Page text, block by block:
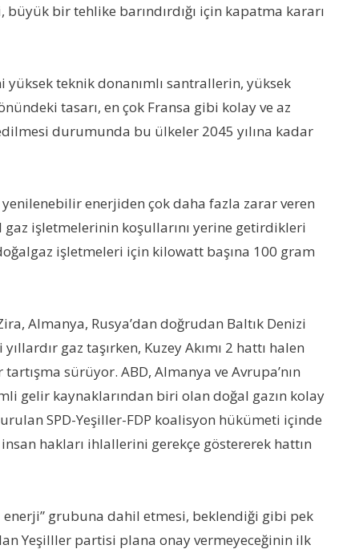
bir tehlike barındırdığı için kapatma kararı
teknik donanımlı santrallerin, yüksek
tasarı, en çok Fransa gibi kolay ve az
durumunda bu ülkeler 2045 yılına kadar
enerjiden çok daha fazla zarar veren
gaz işletmelerinin koşullarını yerine getirdikleri
işletmeleri için kilowatt başına 100 gram
Almanya, Rusya’dan doğrudan Baltık Denizi
gaz taşırken, Kuzey Akımı 2 hattı halen
sürüyor. ABD, Almanya ve Avrupa’nın
gelir kaynaklarından biri olan doğal gazın kolay
SPD-Yeşiller-FDP koalisyon hükümeti içinde
hakları ihlallerini gerekçe göstererek hattın
grubuna dahil etmesi, beklendiği gibi pek
Yeşilller partisi plana onay vermeyeceğinin ilk